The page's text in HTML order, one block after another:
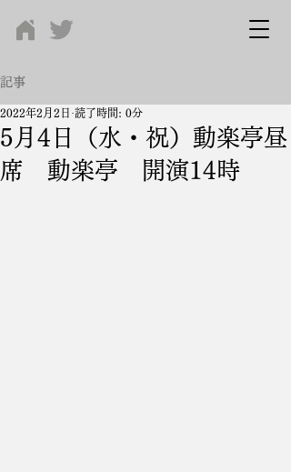
記事
5月4日（水・祝）動楽亭昼
席 動楽亭 開演14時
2022年2月2日 読了時間: 0分